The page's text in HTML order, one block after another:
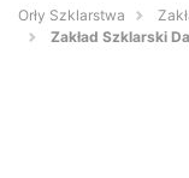
Orły Szklarstwa
Zakład Szklarski